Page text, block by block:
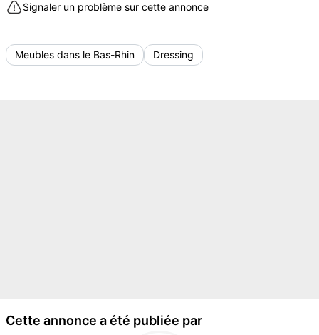
Signaler un problème sur cette annonce
Meubles dans le Bas-Rhin Dressing
Cette annonce a été publiée par